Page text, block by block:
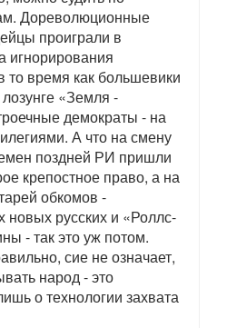
Дореволюционные
проиграли в
игнорирования
время как большевики
«Земля -
демократы - на
А что на смену
поздней РИ пришли
крепостное право, а на
обкомов -
русских и «Роллс-
- так это уж потом.
сие не означает,
народ - это
о технологии захвата